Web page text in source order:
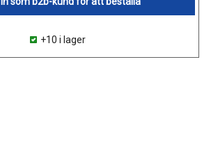
+10 i lager